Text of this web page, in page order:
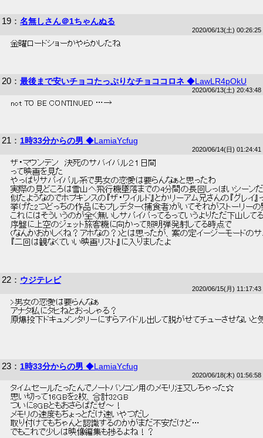
19 ： 名無しさん＠1ちゃんぬる
2020/06/13(土) 00:26:25
金曜ロードショーがやらかしたね
20 ： 最後まで安いチョコたっぷりなチョココロネ ◆LawLR4pOkU
2020/06/13(土) 20:43:48
not TO BE CONTINUED …→
21 ： 1時33分からの男 ◆LamiaYcfug
2020/06/14(日) 01:24:41
ザ・マウンテン　決死のサバイバル２１日間
って映画を見た
やっぱりサバイバル系で男女の恋愛は要らんなぁと思ったわ
実際の見どころは雪山へ飛行機墜落までの4分間の長回しっぽいシーン
似たようなのでホプキンスの『ザ・ワイルド』とかリーアム兄さんの『グレ
挙げた2つどっちの作品にもプレデター(捕食者)がいてそれがストーリー
これにはそういうのが全く無いしサバイバってるっていうよりただ下山して
序盤に上空のジェット旅客機に向かって照明弾発射してる時点で
(なんかおかしくね？アホなの？)とは思ったが、案の定イージーモードの
『二回は観なくていい映画リスト』に入りましたよ
22 ： ウジテレビ
2020/06/15(月) 11:17:43
>男女の恋愛は要らんなぁ
アナタ私にタヒねとおっしゃる？
原爆投下ドキュメンタリーにすらアイドル出して脱がせてチューさせない
23 ： 1時33分からの男 ◆LamiaYcfug
2020/06/18(木) 01:56:58
タイムセールだったんでノートパソコン用のメモリ注文しちゃった☆
思い切って16GBを2枚、合計32GB
ついに8GBともおさらばだぜ～！
メモリの速度もちょっとだけ速いやつだし
取り付けてもちゃんと認識するのかがまだ不安だけど…
でもこれで少しは映像編集も捗るよね！？